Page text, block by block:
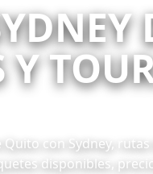
Y
Quito con Sydney,
disponibles,